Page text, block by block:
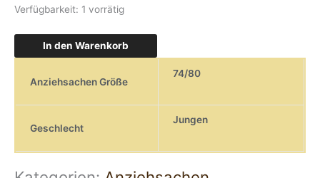
Verfügbarkeit: 1 vorrätig
In den Warenkorb
Anziehsachen Größe
74/80
Geschlecht
Jungen